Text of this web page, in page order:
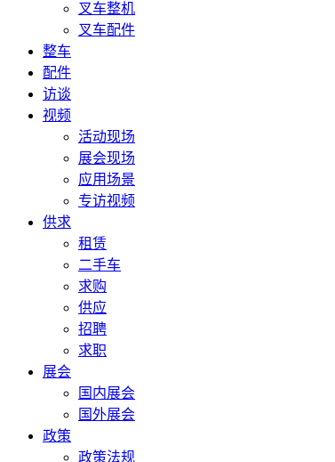
叉车整机
叉车配件
整车
配件
访谈
视频
活动现场
展会现场
应用场景
专访视频
供求
租赁
二手车
求购
供应
招聘
求职
展会
国内展会
国外展会
政策
政策法规